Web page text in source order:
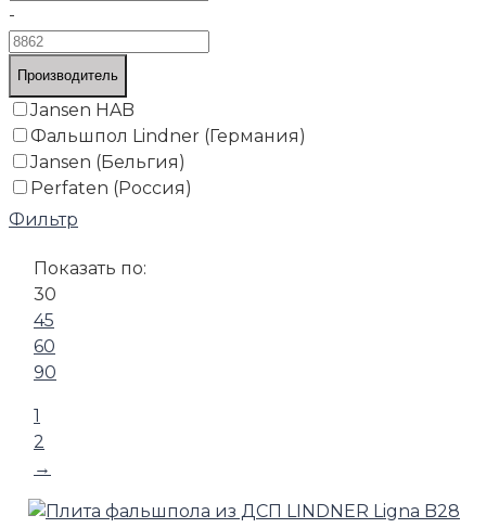
-
Производитель
Jansen HAB
Фальшпол Lindner (Германия)
Jansen (Бельгия)
Perfaten (Россия)
Фильтр
Показать по:
30
45
60
90
1
2
→